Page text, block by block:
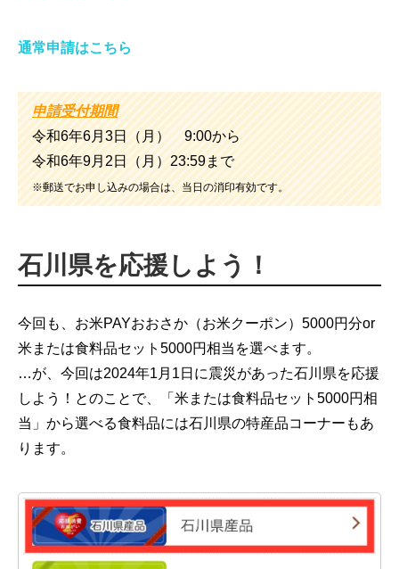
通常申請はこちら
申請受付期間
令和6年6月3日（月） 9:00から
令和6年9月2日（月）23:59まで
※郵送でお申し込みの場合は、当日の消印有効です。
石川県を応援しよう！
今回も、お米PAYおおさか（お米クーポン）5000円分or
米または食料品セット5000円相当を選べます。
…が、今回は2024年1月1日に震災があった石川県を応援
しよう！とのことで、「米または食料品セット5000円相
当」から選べる食料品には石川県の特産品コーナーもあ
ります。